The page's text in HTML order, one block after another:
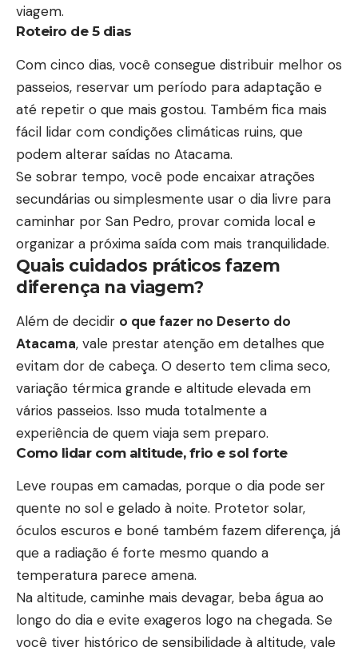
viagem.
Roteiro de 5 dias
Com cinco dias, você consegue distribuir melhor os
passeios, reservar um período para adaptação e
até repetir o que mais gostou. Também fica mais
fácil lidar com condições climáticas ruins, que
podem alterar saídas no Atacama.
Se sobrar tempo, você pode encaixar atrações
secundárias ou simplesmente usar o dia livre para
caminhar por San Pedro, provar comida local e
organizar a próxima saída com mais tranquilidade.
Quais cuidados práticos fazem
diferença na viagem?
Além de decidir o que fazer no Deserto do
Atacama, vale prestar atenção em detalhes que
evitam dor de cabeça. O deserto tem clima seco,
variação térmica grande e altitude elevada em
vários passeios. Isso muda totalmente a
experiência de quem viaja sem preparo.
Como lidar com altitude, frio e sol forte
Leve roupas em camadas, porque o dia pode ser
quente no sol e gelado à noite. Protetor solar,
óculos escuros e boné também fazem diferença, já
que a radiação é forte mesmo quando a
temperatura parece amena.
Na altitude, caminhe mais devagar, beba água ao
longo do dia e evite exageros logo na chegada. Se
você tiver histórico de sensibilidade à altitude, vale